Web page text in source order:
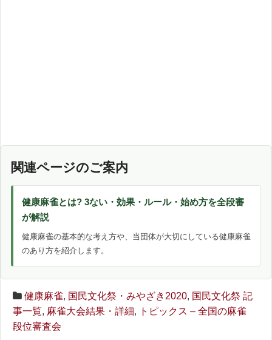
関連ページのご案内
健康麻雀とは? 3ない・効果・ルール・始め方を全段審
が解説
健康麻雀の基本的な考え方や、当団体が大切にしている健康麻雀
のあり方を紹介します。
健康麻雀, 国民文化祭・みやざき2020, 国民文化祭 記
事一覧, 麻雀大会結果・詳細,
トピックス – 全国の麻雀
段位審査会